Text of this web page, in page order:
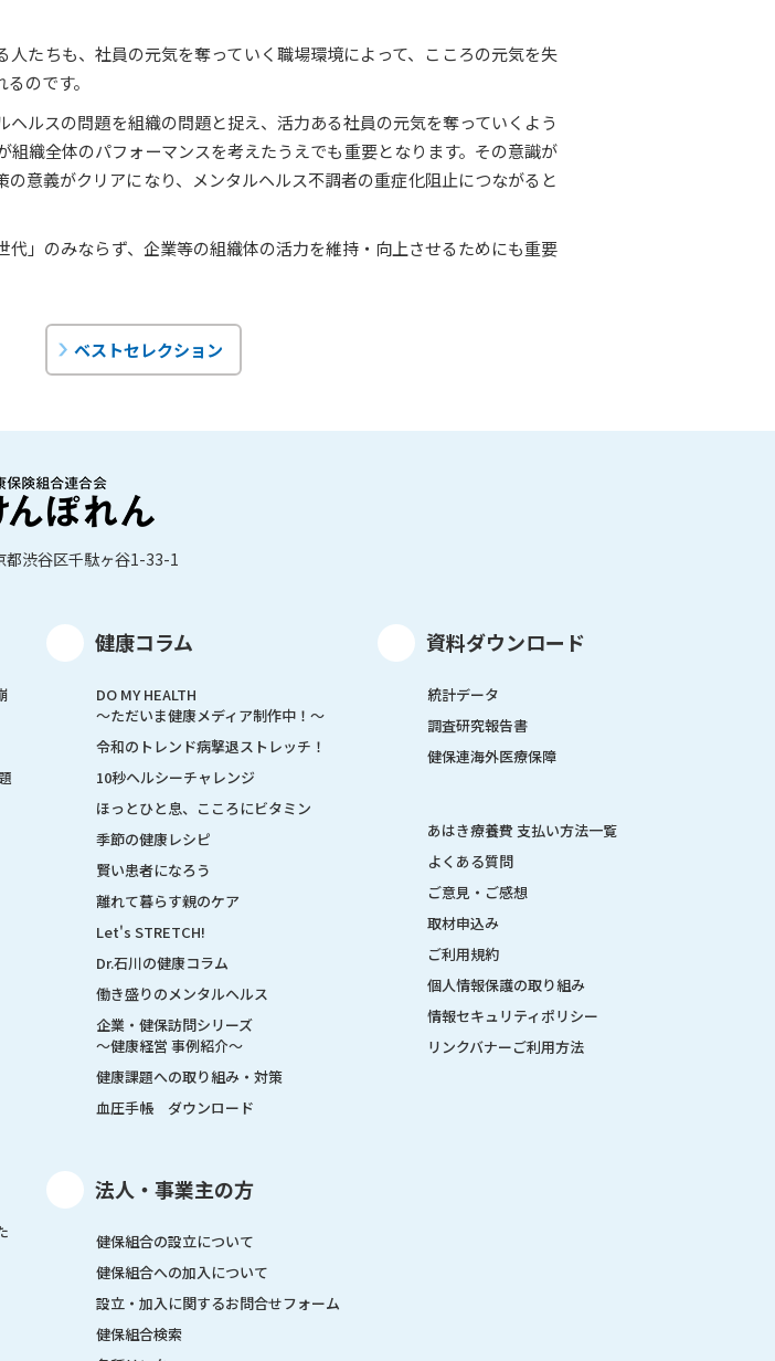
人たちも、社員の元気を奪っていく職場環境によって、こころの元気を失
のです。
ヘルスの問題を組織の問題と捉え、活力ある社員の元気を奪っていくよう
組織全体のパフォーマンスを考えたうえでも重要となります。その意識が
の意義がクリアになり、メンタルヘルス不調者の重症化阻止につながると
代」のみならず、企業等の組織体の活力を維持・向上させるためにも重要
ベストセレクション
都渋谷区千駄ヶ谷1-33-1
健康コラム
DO MY HEALTH
～ただいま健康メディア制作中！～
令和のトレンド病撃退ストレッチ！
10秒ヘルシーチャレンジ
ほっとひと息、こころにビタミン
季節の健康レシピ
賢い患者になろう
離れて暮らす親のケア
Let's STRETCH!
Dr.石川の健康コラム
働き盛りのメンタルヘルス
企業・健保訪問シリーズ
～健康経営 事例紹介～
健康課題への取り組み・対策
血圧手帳 ダウンロード
法人・事業主の方
健保組合の設立について
健保組合への加入について
設立・加入に関するお問合せフォーム
健保組合検索
資料ダウンロード
統計データ
調査研究報告書
健保連海外医療保障
あはき療養費 支払い方法一覧
よくある質問
ご意見・ご感想
取材申込み
ご利用規約
個人情報保護の取り組み
情報セキュリティポリシー
リンクバナーご利用方法